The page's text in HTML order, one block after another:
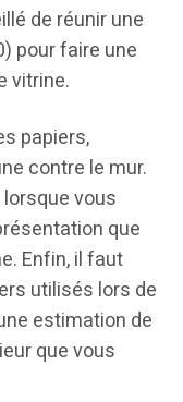
de réunir une
pour faire une
vitrine.
papiers,
contre le mur.
vous
que
Enfin, il faut
utilisés lors de
estimation de
que vous